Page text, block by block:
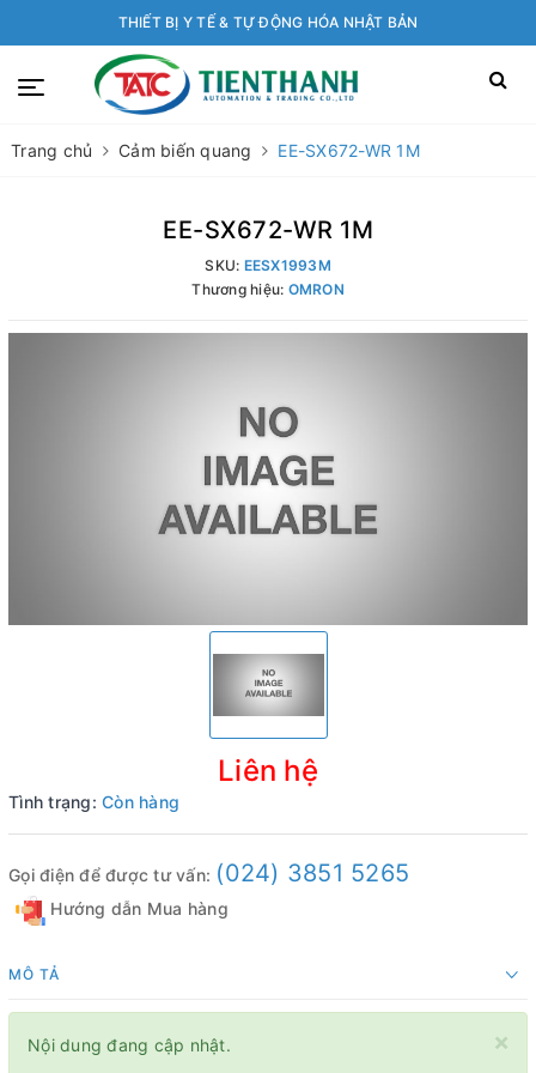
THIẾT BỊ Y TẾ & TỰ ĐỘNG HÓA NHẬT BẢN
Trang chủ Cảm biến quang EE-SX672-WR 1M
EE-SX672-WR 1M
SKU: EESX1993M
Thương hiệu: OMRON
Liên hệ
Tình trạng: Còn hàng
Gọi điện để được tư vấn: (024) 3851 5265
Hướng dẫn Mua hàng
MÔ TẢ
×
Nội dung đang cập nhật.